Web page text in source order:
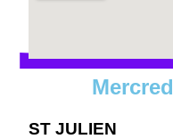
ST JULIEN